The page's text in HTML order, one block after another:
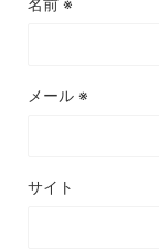
メール ※
サイト